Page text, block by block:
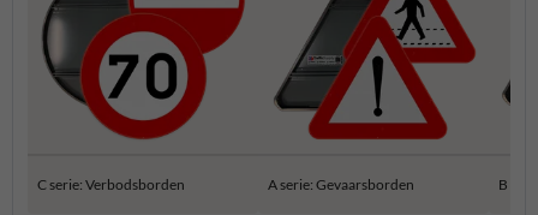
C serie: Verbodsborden A serie: Gevaarsborden B